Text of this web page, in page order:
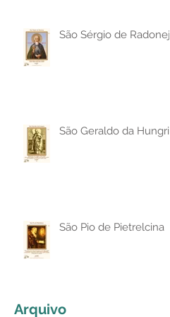
São Sérgio de Radonej
São Geraldo da Hungria
São Pio de Pietrelcina
Arquivo